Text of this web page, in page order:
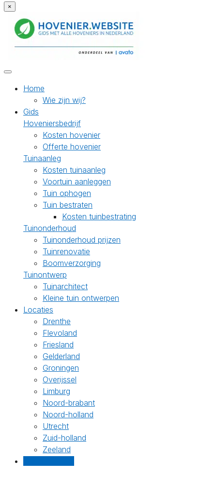
×
Home
Wie zijn wij?
Gids
Hoveniersbedrijf
Kosten hovenier
Offerte hovenier
Tuinaanleg
Kosten tuinaanleg
Voortuin aanleggen
Tuin ophogen
Tuin bestraten
Kosten tuinbestrating
Tuinonderhoud
Tuinonderhoud prijzen
Tuinrenovatie
Boomverzorging
Tuinontwerp
Tuinarchitect
Kleine tuin ontwerpen
Locaties
Drenthe
Flevoland
Friesland
Gelderland
Groningen
Overijssel
Limburg
Noord-brabant
Noord-holland
Utrecht
Zuid-holland
Zeeland